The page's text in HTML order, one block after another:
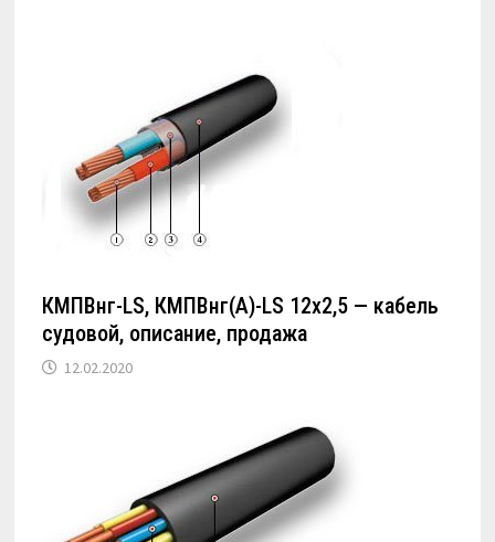
КМПВнг-LS, КМПВнг(А)-LS 12х2,5 — кабель
судовой, описание, продажа
12.02.2020